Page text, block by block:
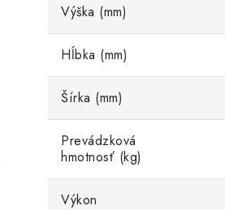
Výška (mm)
Hĺbka (mm)
Šírka (mm)
Prevádzková
hmotnosť (kg)
Výkon